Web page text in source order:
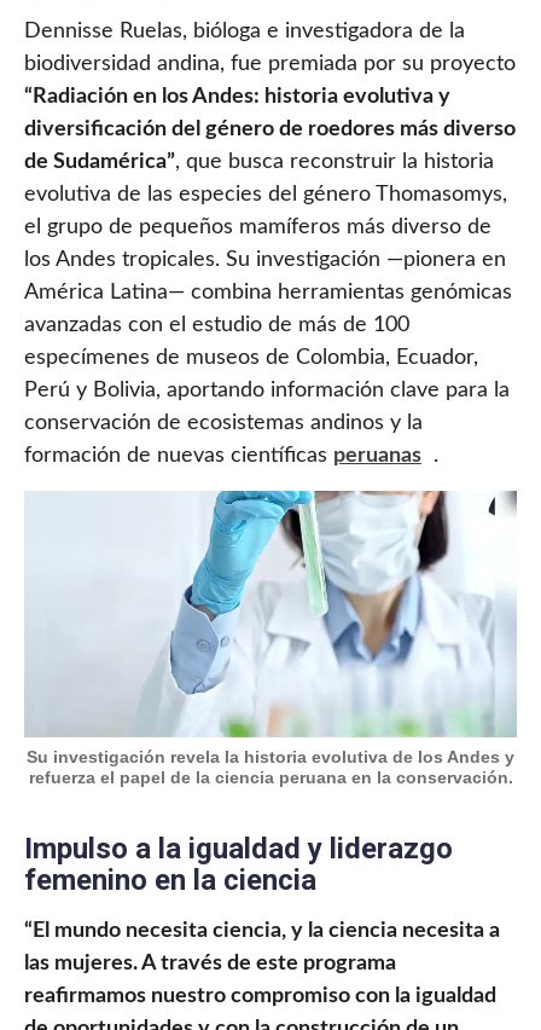
Dennisse Ruelas, bióloga e investigadora de la
biodiversidad andina, fue premiada por su proyecto
“Radiación en los Andes: historia evolutiva y
diversificación del género de roedores más diverso
de Sudamérica”, que busca reconstruir la historia
evolutiva de las especies del género Thomasomys,
el grupo de pequeños mamíferos más diverso de
los Andes tropicales. Su investigación —pionera en
América Latina— combina herramientas genómicas
avanzadas con el estudio de más de 100
especímenes de museos de Colombia, Ecuador,
Perú y Bolivia, aportando información clave para la
conservación de ecosistemas andinos y la
formación de nuevas científicas peruanas .
Su investigación revela la historia evolutiva de los Andes y
refuerza el papel de la ciencia peruana en la conservación.
Impulso a la igualdad y liderazgo
femenino en la ciencia
“El mundo necesita ciencia, y la ciencia necesita a
las mujeres. A través de este programa
reafirmamos nuestro compromiso con la igualdad